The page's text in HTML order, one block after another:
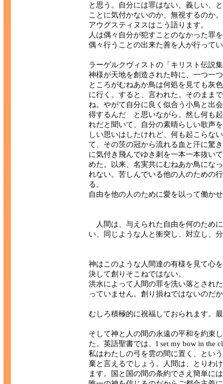
と思う。自分には罪はない、義しい、
ことに気付かないのか、無視するのか。
アウグスティヌスはこう語ります。
人は偶々自分が犯すことのなかった罪
偶々行うことの出来た善を人が行って
ラーゲルクヴィストの「キリスト伝説
神様が天地を創造された時に、一つ一
ところがむねあか鳥は何処を見ても灰
に行く。すると、言われた。そのまま
ね。やがて自分に良く似合う小鳥と出
得するんだ と思いながら。然し何も
れだと聞いて、自分の素晴らしい歌声
しい思いはしたけれど、何も起こらな
て、その茨の冠から流れる血と汗に驚
に気付き飛んでゆき刺を一本一本抜い
めた。以来、名実共にむねあか鳥にな
れない。苦しんでいる他の人のための
る。
自由を他の人のために愛を以って働か
人間は、与えられた自由を何のため
い、同じような人と衝突し、対立し、
神はこのような人間達の有様を見て心
決して創りそこねではない。
洪水によって人間の罪を洗い落とされ
っていません。創り損ねではないのだ
むしろ積極的に祝福しておられます。
そして神と人の間の永遠の平和を約束
た。英語聖書では、I set my bow in the
私はわたしの弓を雲の間に置く、とい
棄と言えるでしょう。人間は、とりわ
ます。国と国の間の条約でさえ簡単に